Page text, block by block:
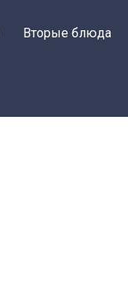
Вторые блюда